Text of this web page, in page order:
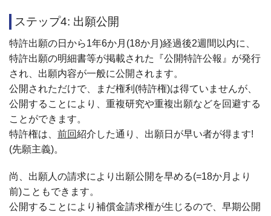
ステップ4: 出願公開
特許出願の日から1年6か月(18か月)経過後2週間以内に、
特許出願の明細書等が掲載された『公開特許公報』が発行
され、出願内容が一般に公開されます。
公開されただけで、まだ権利(特許権)は得ていませんが、
公開することにより、重複研究や重複出願などを回避する
ことができます。
特許権は、 前回紹介した通り、出願日が早い者が得ます!
(先願主義)。
尚、出願人の請求により出願公開を早める(=18か月より
前)こともできます。
公開することにより補償金請求権が生じるので、早期公開